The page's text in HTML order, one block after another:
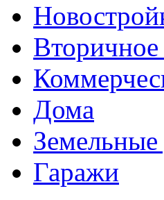
Дома
Земельные
Гаражи